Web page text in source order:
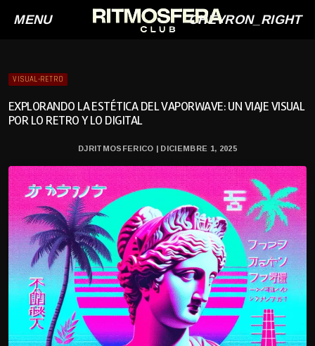
MENU CHEVRON_RIGHT
VISUAL-RETRO
EXPLORANDO LA ESTÉTICA DEL VAPORWAVE: UN VIAJE VISUAL
POR LO RETRO Y LO DIGITAL
DJRITMOSFERICO | DICIEMBRE 1, 2025